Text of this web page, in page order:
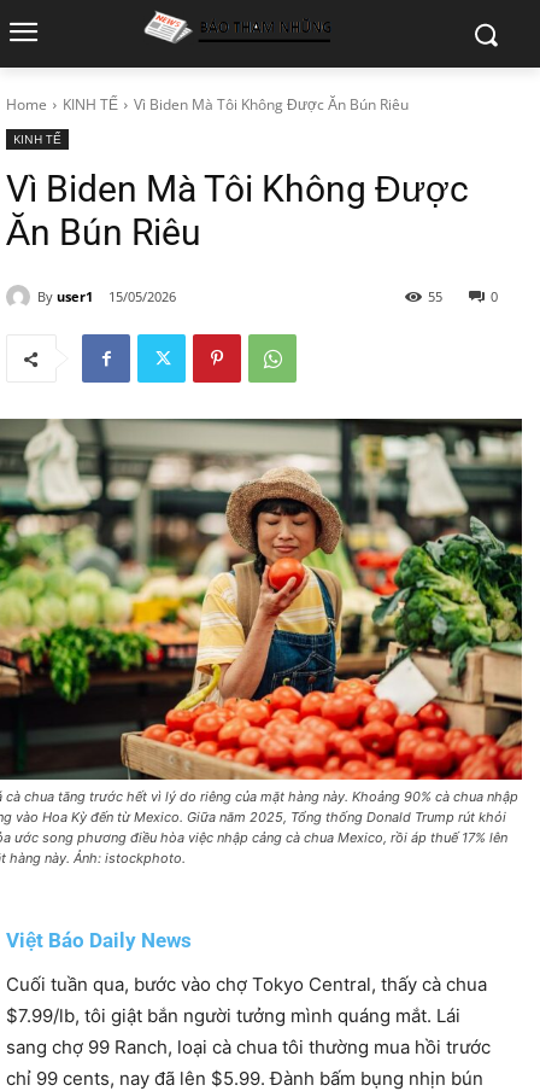
Home KINH TẾ Vì Biden Mà Tôi Không Được Ăn Bún Riêu
KINH TẾ
Vì Biden Mà Tôi Không Được
Ăn Bún Riêu
By user1 15/05/2026 0
55
cà chua tăng trước hết vì lý do riêng của mặt hàng này. Khoảng 90% cà chua nhập
vào Hoa Kỳ đến từ Mexico. Giữa năm 2025, Tổng thống Donald Trump rút khỏi
ước song phương điều hòa việc nhập cảng cà chua Mexico, rồi áp thuế 17% lên
hàng này. Ảnh: istockphoto.
Việt Báo Daily News
Cuối tuần qua, bước vào chợ Tokyo Central, thấy cà chua
$7.99/lb, tôi giật bắn người tưởng mình quáng mắt. Lái
sang chợ 99 Ranch, loại cà chua tôi thường mua hồi trước
chỉ 99 cents, nay đã lên $5.99. Đành bấm bụng nhịn bún